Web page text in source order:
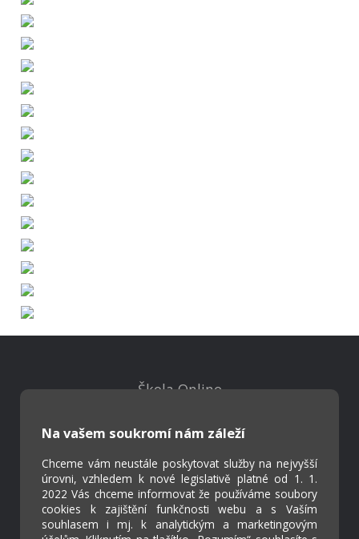
Na vašem soukromí nám záleží
Chceme vám neustále poskytovat služby na nejvyšší
úrovni, vzhledem k nové legislativě platné od 1. 1.
2022 Vás chceme informovat že používáme soubory
cookies k zajištění funkčnosti webu a s Vaším
souhlasem i mj. k analytickým a marketingovým
Škola Online
Kontakty
Projekty
Virtuální prohlídka